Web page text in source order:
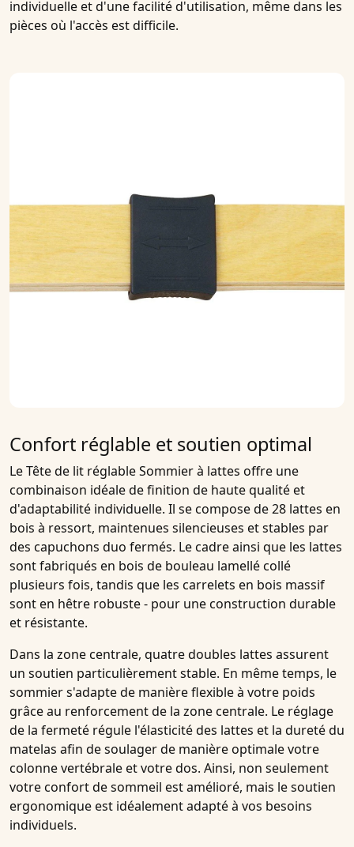
individuelle et d'une facilité d'utilisation, même dans les
pièces où l'accès est difficile.
Confort réglable et soutien optimal
LeTête de lit réglable Sommier à lattes offre une
combinaison idéale de finition de haute qualité et
d'adaptabilité individuelle. Il se compose de28 lattes en
bois à ressort, maintenues silencieuses et stables par
des capuchons duo fermés. Le cadre ainsi que les lattes
sont fabriqués en bois de bouleau lamellé collé
plusieurs fois, tandis que les carrelets en bois massif
sont en hêtre robuste - pour une construction durable
et résistante.
Dans la zone centrale, quatre doubles lattes assurent
un soutien particulièrement stable. En même temps, le
sommier s'adapte de manière flexible à votre poids
grâce au renforcement de la zone centrale. Le réglage
de la fermeté régule l'élasticité des lattes et la dureté du
matelas afin de soulager de manière optimale votre
colonne vertébrale et votre dos. Ainsi, non seulement
votre confort de sommeil est amélioré, mais le soutien
ergonomique est idéalement adapté à vos besoins
individuels.